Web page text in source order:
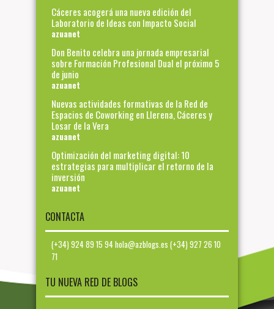
Cáceres acogerá una nueva edición del
Laboratorio de Ideas con Impacto Social
azuanet
Don Benito celebra una jornada empresarial
sobre Formación Profesional Dual el próximo 5
de junio
azuanet
Nuevas actividades formativas de la Red de
Espacios de Coworking en Llerena, Cáceres y
Losar de la Vera
azuanet
Optimización del marketing digital: 10
estrategias para multiplicar el retorno de la
inversión
azuanet
CONTACTA
(+34) 924 89 15 94 hola@azblogs.es (+34) 927 26 10
71
TU NUEVA RED DE BLOGS